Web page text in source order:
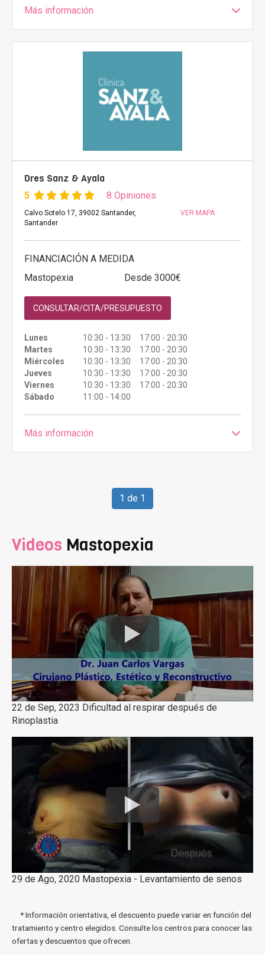
Más información
Dres Sanz & Ayala
5 8 Opiniones
Calvo Sotelo 17, 39002 Santander,
Santander
VER MAPA
FINANCIACIÓN A MEDIDA
Mastopexia
Desde 3000€
CONSULTAR/CITA/PRESUPUESTO
Lunes
10:30 - 13:30 17:00 - 20:30
Martes
10:30 - 13:30 17:00 - 20:30
Miércoles
10:30 - 13:30 17:00 - 20:30
Jueves
10:30 - 13:30 17:00 - 20:30
Viernes
10:30 - 13:30 17:00 - 20:30
Sábado
11:00 - 14:00
Más información
1 de 1
Videos Mastopexia
22 de Sep, 2023 Dificultad al respirar después de
Rinoplastia
29 de Ago, 2020 Mastopexia - Levantamiento de senos
* Información orientativa, el descuento puede variar en función del
tratamiento y centro elegidos. Consulte los centros para conocer las
ofertas y descuentos que ofrecen.